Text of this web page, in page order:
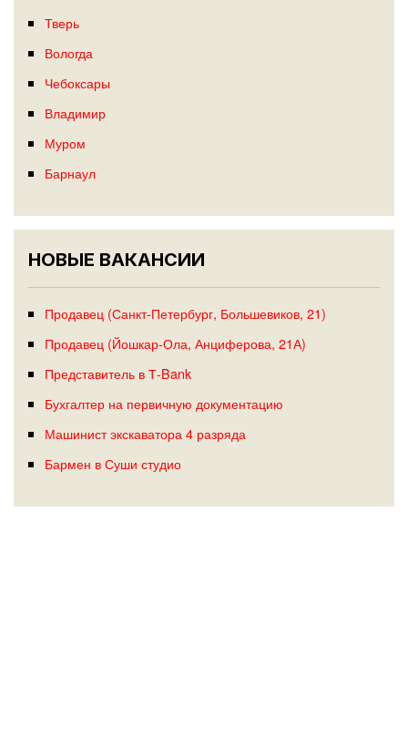
Тверь
Вологда
Чебоксары
Владимир
Муром
Барнаул
НОВЫЕ ВАКАНСИИ
Продавец (Санкт-Петербург, Большевиков, 21)
Продавец (Йошкар-Ола, Анциферова, 21А)
Представитель в Т-Bank
Бухгалтер на первичную документацию
Машинист экскаватора 4 разряда
Бармен в Суши студио